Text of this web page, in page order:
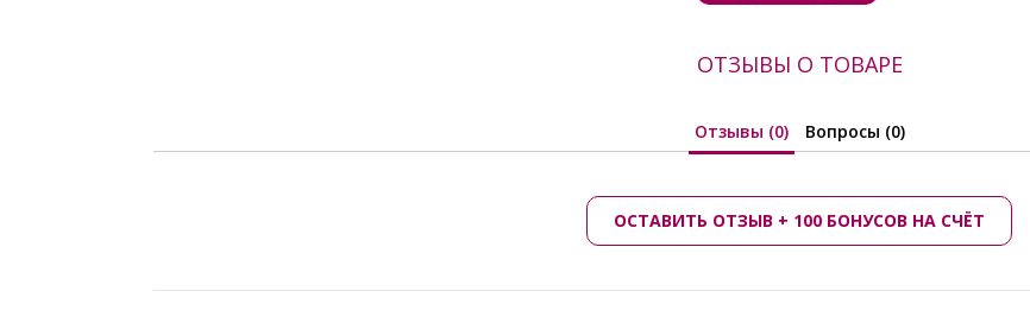
ОТЗЫВЫ О ТОВАРЕ
Отзывы (0) Вопросы (0)
ОСТАВИТЬ ОТЗЫВ + 100 БОНУСОВ НА СЧЁТ